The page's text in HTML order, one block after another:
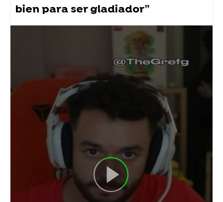
bien para ser gladiador”